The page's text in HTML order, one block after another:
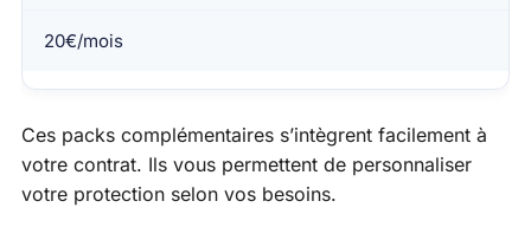
20€/mois
Ces packs complémentaires s’intègrent facilement à
votre contrat. Ils vous permettent de personnaliser
votre protection selon vos besoins.